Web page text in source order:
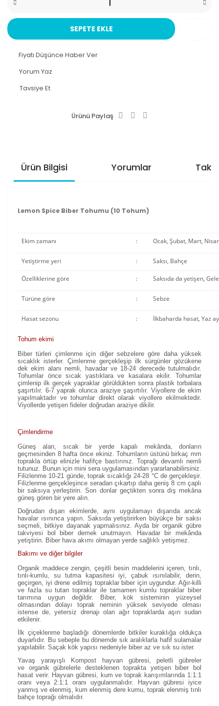
SEPETE EKLE
Fiyatı Düşünce Haber Ver
Yorum Yaz
Tavsiye Et
Ürünü Paylaş
Ürün Bilgisi Yorumlar
Lemon Spice Biber Tohumu (10 Tohum)
Ekim zamanı : Ocak, Şubat, Mart,
Yetiştirme yeri : Saksı, Bahçe
Özelliklerine göre : Saksıda da yetişen,
Türüne göre : Sebze
Hasat sezonu : İlkbaharda hasat, Yaz
Tohum ekimi
Biber türleri çimlenme için diğer sebzelere göre daha yüksek
sıcaklık isterler. Çimlenme gerçekleşip ilk sürgünler gözükene
dek ekim alanı nemli, havadar ve 18-24 derecede tutulmalıdır.
Tohumlar önce sıcak yastıklara ve kasalara ekilir. Tohumlar
çimlenip ilk gerçek yapraklar görüldükten sonra plastik torbalara
şaşırtılır. 6-7 yaprak olunca araziye şaşırtılır. Viyollere de ekim
yapılmaktadır ve tohumlar direkt olarak viyollere ekilmektedir.
Viyollerde yetişen fideler doğrudan araziye dikilir.
Çimlendirme
Güneş alan, sıcak bir yerde kapalı mekânda, donların
geçmesinden 8 hafta önce ekiniz. Tohumların üstünü birkaç mm
toprakla örtüp elinizle hafifçe bastırınız. Toprağı devamlı nemli
tutunuz. Bunun için mini sera uygulamasından yararlanabilirsiniz.
Filizlenme 10-21 günde, toprak sıcaklığı 24-28 °C de gerçekleşir.
Filizlenme gerçekleşince seradan çıkartıp daha geniş 8 cm çaplı
bir saksıya yerleştirin. Son donlar geçtikten sonra dış mekâna
güneş gören bir yere alın.
Doğrudan dışarı ekimlerde, aynı uygulamayı dışarıda ancak
havalar ısınınca yapın. Saksıda yetiştirirken büyükçe bir saksı
seçmeli, bitkiye dayanak yapmalısınız. Ayda bir organik gübre
takviyesi bol biber demek unutmayın. Havadar bir mekânda
yetiştirin. Biber hava akımı olmayan yerde sağlıklı yetişmez.
Bakımı ve diğer bilgiler
Organik maddece zengin, çeşitli besin maddelerini içeren, tınlı,
tınlı-kumlu, su tutma kapasitesi iyi, çabuk ısınılabilir, derin,
geçirgen, iyi drene edilmiş topraklar biber için uygundur. Ağır-killi
ve fazla su tutan topraklar ile tamamen kumlu topraklar biber
tarımına uygun değildir. Biber, kök sisteminin yüzeysel
olmasından dolayı toprak neminin yüksek seviyede olması
istense de, yetersiz drenajı olan ağır topraklarda aşırı sudan
etkilenir.
İlk çiçeklenme başladığı dönemlerde bitkiler kuraklığa oldukça
duyarlıdır. Bu sebeple bu dönemde sık aralıklarla hafif sulamalar
yapılabilir. Saçak kök yapısı nedeniyle biber az ve sık su ister.
Yavaş yarayışlı Kompost hayvan gübresi, peletli gübreler
ve organik gübrelerle desteklenen toprakta yetişen biber bol
hasat verir. Hayvan gübresi, kum ve toprak karışımlarında 1:1:1
oranı veya 2:1:1 oranı uygulanmalıdır. Hayvan gübresi iyice
yanmış ve elenmiş, kum elenmiş dere kumu, toprak elenmiş tınlı
bahçe toprağı olmalıdır.